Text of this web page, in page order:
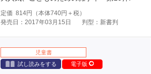
定価 814円（本体740円＋税）
発売日：2017年03月15日
判型：新書判
児童書
試し読みをする
電子版